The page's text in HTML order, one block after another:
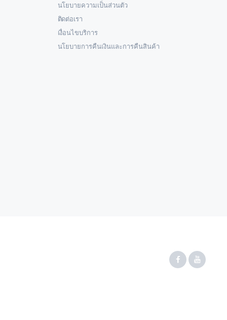
นโยบายความเป็นส่วนตัว
ติดต่อเรา
เงื่อนไขบริการ
นโยบายการคืนเงินและการคืนสินค้า